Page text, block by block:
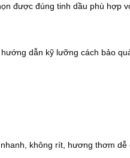
B-Myrcene,
được đúng tinh dầu phù hợp
dẫn kỹ lưỡng cách bảo
không rít, hương thơm dễ